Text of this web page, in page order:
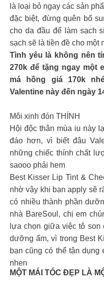
là loại bỏ ngay các sản
đặc biệt, đừng quên bổ
cho da đầu để làm sạch
sạch sẽ là tiền đề cho một
Tình yêu là không nên
270k để tặng ngay một
má hồng giá 170k
Valentine này đến ngày
Môi xinh đón THÍNH
Hội độc thân mùa iu này
đáo hơn, vì biết đâu
những chiếc thính chất
saooo phải hem
Best Kisser Lip Tint &
nhờ vậy khi bạn apply sẽ
có nhiều thành phần
nhà BareSoul, chị em
lựa chọn giữa việc tô son
dưỡng ẩm, vì trong Best
bạn cũng có thể tận dụng
nhen
MỘT MÁI TÓC ĐẸP LÀ